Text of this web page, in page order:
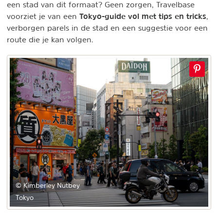
een stad van dit formaat? Geen zorgen, Travelbase
voorziet je van een Tokyo-guide vol met tips en tricks,
verborgen parels in de stad en een suggestie voor een
route die je kan volgen.
© Kimberley Nutbey
Tokyo